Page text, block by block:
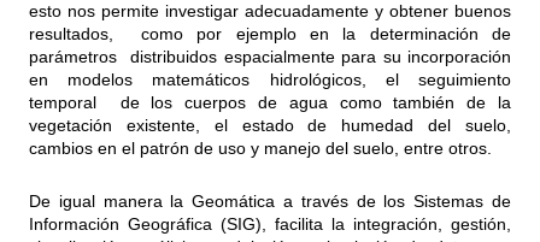
esto nos permite investigar adecuadamente y obtener buenos
resultados, como por ejemplo en la determinación de
parámetros distribuidos espacialmente para su incorporación
en modelos matemáticos hidrológicos, el seguimiento
temporal de los cuerpos de agua como también de la
vegetación existente, el estado de humedad del suelo,
cambios en el patrón de uso y manejo del suelo, entre otros.
De igual manera la Geomática a través de los Sistemas de
Información Geográfica (SIG), facilita la integración, gestión,